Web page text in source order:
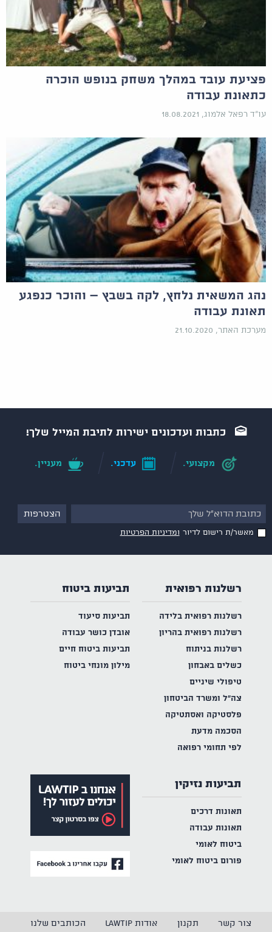
פציעת עובד במהלך משחק בנופש הוכרה
כתאונת עבודה
עו"ד רפאל אלמוג, 18.08.2021
נהג המשאית נלחץ, לקה בשבץ – והוכר כנפגע
תאונת עבודה
מערכת האתר, 21.10.2020
כתבות ועדכונים ישירות לתיבת המייל שלך!
מקצועי. עדכני. מעניין.
מאשר/ת רישום לדיור ומדיניות הפרטיות
רשלנות רפואית
רשלנות רפואית בלידה
רשלנות רפואית בהריון
רשלנות בניתוח
כשלים באבחון
טיפולי שיניים
צה"ל ומשרד הביטחון
פלסטיקה ואסתטיקה
הסכמה מדעת
לפי תחומי רפואה
תביעות ביטוח
תביעות סיעוד
אובדן כושר עבודה
תביעות ביטוח חיים
מילון מונחי ביטוח
תביעות נזיקין
תאונות דרכים
תאונות עבודה
ביטוח לאומי
פורום ביטוח לאומי
צור קשר תקנון אודות LAWTIP הכותבים שלנו